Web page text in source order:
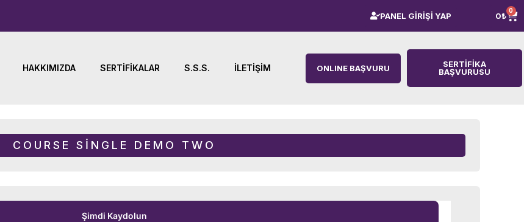
PANEL GİRİŞİ YAP 0₺
0
HAKKIMIZDA SERTIFIKALAR S.S.S. İLETIŞIM ONLINE BAŞVURU
SERTIFIKA
BAŞVURUSU
COURSE SINGLE DEMO TWO
Şimdi Kaydolun